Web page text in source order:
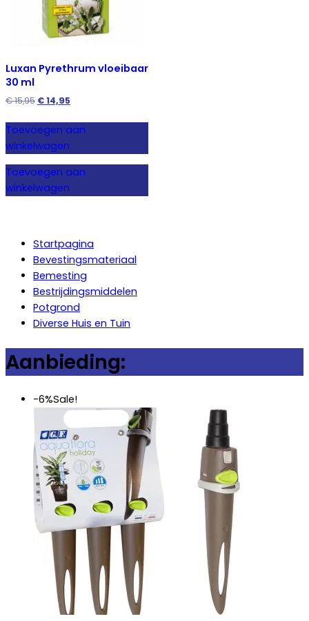
Luxan Pyrethrum vloeibaar
30 ml
€15,95 Oorspronkelijke
was:
€ 15,95.
€14,95Huidige
is:
Toevoegen aan
winkelwagen
Toevoegen aan
winkelwagen
Startpagina
Bevestingsmateriaal
Bemesting
Bestrijdingsmiddelen
Potgrond
Diverse Huis en Tuin
Aanbieding:
-6%Sale!